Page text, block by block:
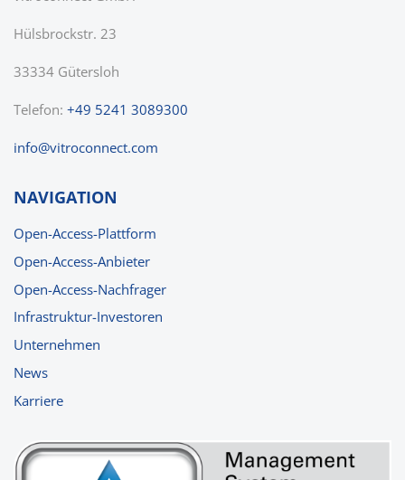
Hülsbrockstr. 23
33334 Gütersloh
Telefon: +49 5241 3089300
nf v tr c nn ct c m
NAVIGATION
Open-Access-Plattform
Open-Access-Anbieter
Open-Access-Nachfrager
Infrastruktur-Investoren
Unternehmen
News
Karriere